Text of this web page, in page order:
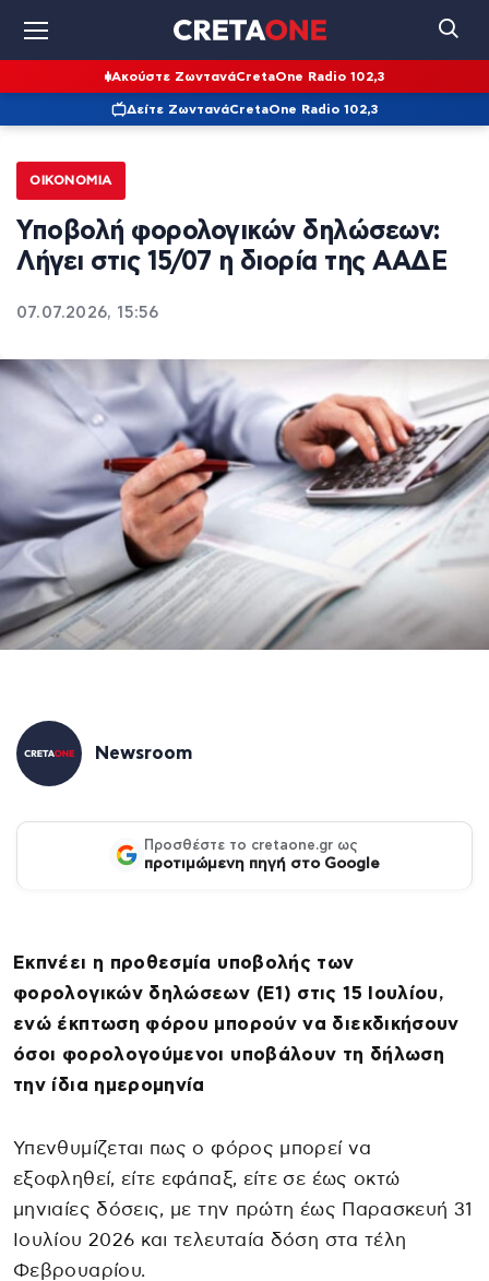
Ακούστε ΖωντανάCretaOne Radio 102,3
Δείτε ΖωντανάCretaOne Radio 102,3
ΟΙΚΟΝΟΜΊΑ
Υποβολή φορολογικών δηλώσεων:
Λήγει στις 15/07 η διορία της ΑΑΔΕ
07.07.2026, 15:56
Newsroom
Προσθέστε το cretaone.gr ως
προτιμώμενη πηγή στο Google
Εκπνέει η προθεσμία υποβολής των
φορολογικών δηλώσεων (Ε1) στις 15 Ιουλίου,
ενώ έκπτωση φόρου μπορούν να διεκδικήσουν
όσοι φορολογούμενοι υποβάλουν τη δήλωση
την ίδια ημερομηνία
Υπενθυμίζεται πως ο φόρος μπορεί να
εξοφληθεί, είτε εφάπαξ, είτε σε έως οκτώ
μηνιαίες δόσεις, με την πρώτη έως Παρασκευή 31
Ιουλίου 2026 και τελευταία δόση στα τέλη
Φεβρουαρίου.